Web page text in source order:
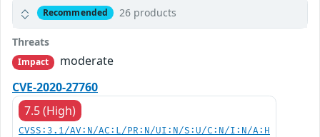
Recommended 26 products
Threats
Impact
moderate
CVE-2020-27760
7.5 (High)
CVSS:3.1/AV:N/AC:L/PR:N/UI:N/S:U/C:N/I:N/A:H